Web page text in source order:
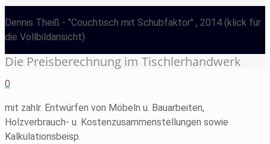
Dennis Theiß - "Couchtisch mit Schubfaktor" , 2014 (klick für
die Vollbildansicht)
Die Preisberechnung im Tischlerhandwerk
0
mit zahlr. Entwürfen von Möbeln u. Bauarbeiten,
Holzverbrauch- u. Kostenzusammenstellungen sowie
Kalkulationsbeisp.